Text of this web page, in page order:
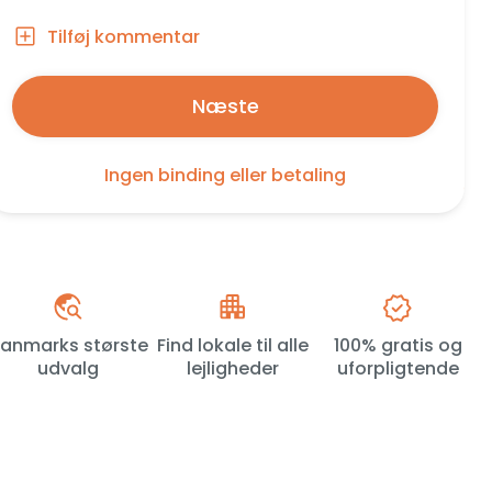
Tilføj kommentar
Næste
Ingen binding eller betaling
største
udvalg
Find lokale til alle
lejligheder
100% gratis og
uforpligtende